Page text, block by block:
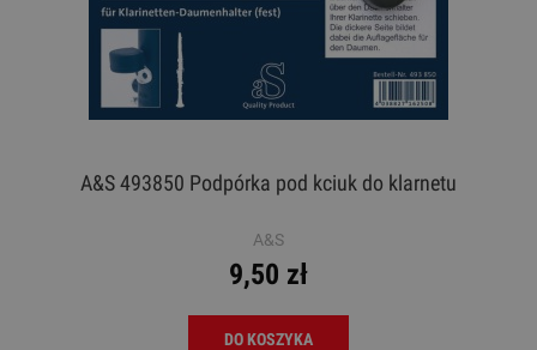
A&S 493850 Podpórka pod kciuk do klarnetu
A&S
9,50 zł
DO KOSZYKA